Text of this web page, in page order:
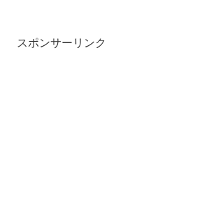
スポンサーリンク